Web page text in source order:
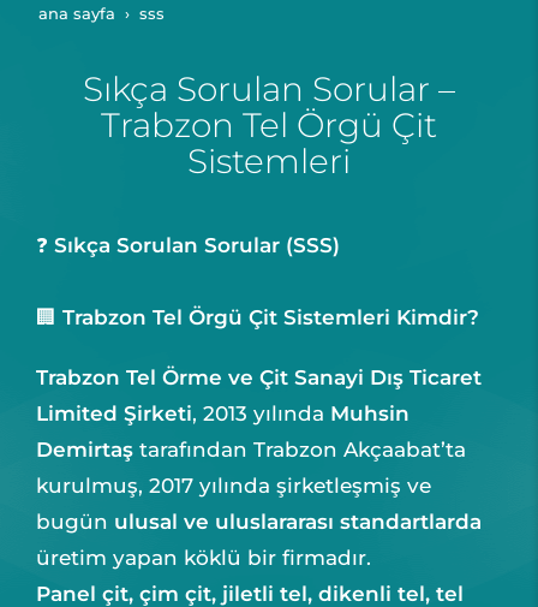
ana sayfa sss
Sıkça Sorulan Sorular –
Trabzon Tel Örgü Çit
Sistemleri
❓ Sıkça Sorulan Sorular (SSS)
🏢 Trabzon Tel Örgü Çit Sistemleri Kimdir?
Trabzon Tel Örme ve Çit Sanayi Dış Ticaret
Limited Şirketi, 2013 yılında Muhsin
Demirtaş tarafından Trabzon Akçaabat’ta
kurulmuş, 2017 yılında şirketleşmiş ve
bugün ulusal ve uluslararası standartlarda
üretim yapan köklü bir firmadır.
Panel çit, çim çit, jiletli tel, dikenli tel, tel